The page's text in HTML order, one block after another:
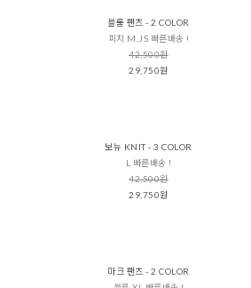
블룸 팬츠 - 2 COLOR
피치 M,JS 빠른배송 !
42,500원
29,750원
보뉴 KNIT - 3 COLOR
L 빠른배송 !
42,500원
29,750원
마크 팬츠 - 2 COLOR